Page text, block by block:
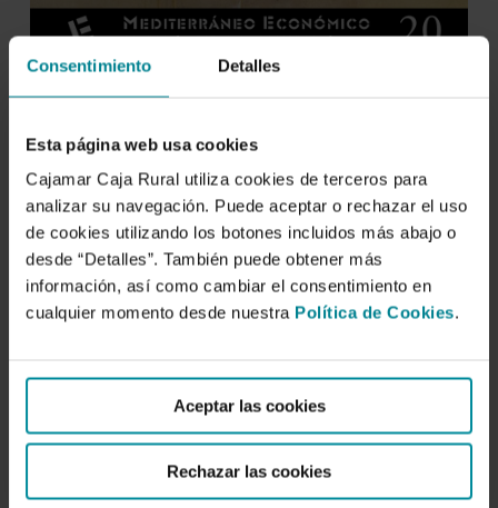
Consentimiento Detalles
Esta página web usa cookies
Cajamar Caja Rural utiliza cookies de terceros para
analizar su navegación. Puede aceptar o rechazar el uso
de cookies utilizando los botones incluidos más abajo o
desde “Detalles”. También puede obtener más
información, así como cambiar el consentimiento en
cualquier momento desde nuestra Política de Cookies.
Aceptar las cookies
Rechazar las cookies